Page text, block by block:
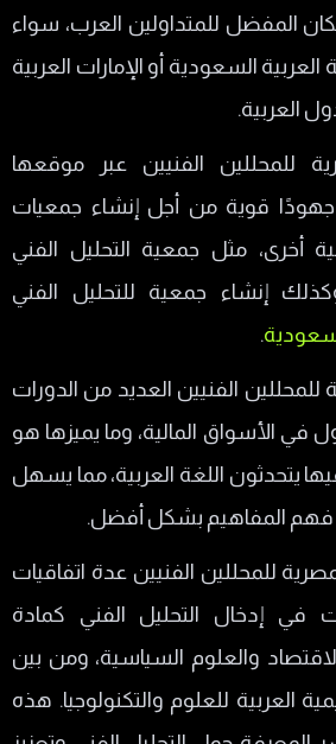
المفضل للمتداولين العرب، سواء
السعودية أو الإمارات العربية
العربية.
للمحللين الفنيين عبر موقعها
جهودًا قوية من أجل إنشاء جمعيات
أخرى، مثل جمعية التحليل الفني
وكذلك إنشاء جمعية للتحليل الفني
.
للمحللين الفنيين العديد من الدورات
في الأسواق المالية، وما يميزها هو
يتحدثون اللغة العربية، مما يسهل
فهم المفاهيم بشكل أفضل.
للمحللين الفنيين عدة اتفاقيات
في إدخال التحليل الفني كمادة
والعلوم السياسية، ومن بين
العربية للعلوم والتكنولوجيا. هذه